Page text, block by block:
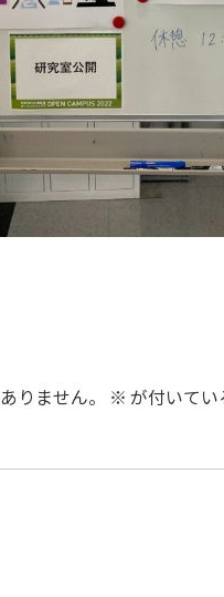
りません。 ※ が付いてい